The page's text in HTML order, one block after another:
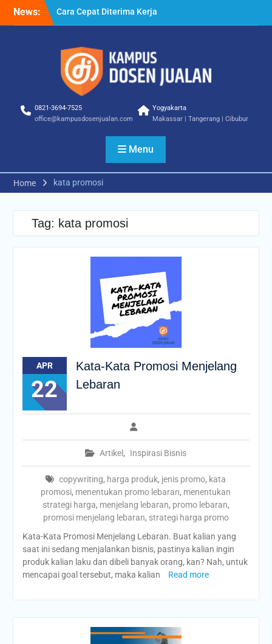
News:
Cara Cepat Diterima Kerja
– Tips Praktis yang Bisa
Cara Biar Dapat Pekerjaan
– Panduan Lengkap untuk
Pencari Kerja
Cara Dapat Pekerjaan –
Memperbesar Peluang
0821-3694-7525
office@kampusdosenjualan.com
Yogyakarta
Makassar | Tangerang | Cibubur
Menu
Home kata promosi
Tag: kata promosi
APR
22
Kata-Kata Promosi Menjelang
Lebaran
Artikel , Inspirasi Bisnis
copywriting, harga produk, jenis promo, kata
promosi, menentukan promo lebaran, menentukan
strategi harga, menjelang lebaran, promo lebaran,
promosi menjelang lebaran, strategi harga promo
Kata-Kata Promosi Menjelang Lebaran. Buat kalian yang
saat ini sedang menjalankan bisnis, pastinya kalian ingin
produk kalian laku dan dibeli banyak orang, kan? Nah, untuk
mencapai goal tersebut, maka kalian
Read more